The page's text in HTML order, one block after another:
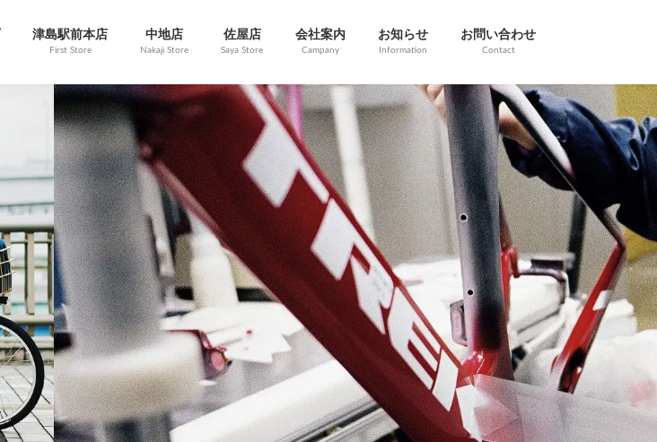
津島駅前本店
First Store
中地店
Nakaji Store
佐屋店
Saya Store
会社案内
Campany
お知らせ
Information
お問い合わせ
Contact